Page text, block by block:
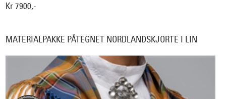
Kr 7900,-
MATERIALPAKKE PÅTEGNET NORDLANDSKJORTE I LIN